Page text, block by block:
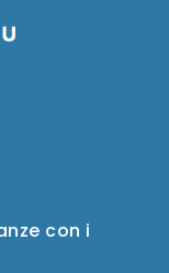
con i